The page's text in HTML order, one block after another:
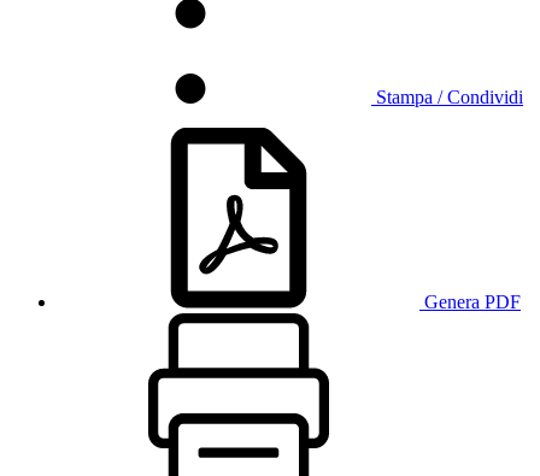
Stampa / Condividi
Genera PDF